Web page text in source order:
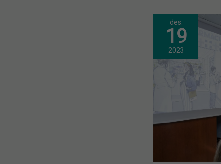
des.
19
2023
JUNTA
GENERAL
ORDINÀRIA:
APROVADA
PER
UNANIMITAT
PROPOSTA
PRESSUPOST
2024